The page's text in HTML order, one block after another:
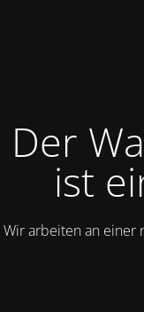
Der
ist
Wir arbeiten an einer